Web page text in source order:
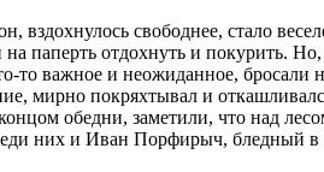
вздохнулось свободнее, стало
паперть отдохнуть и покурить. Но,
то важное и неожиданное, бросали
мирно покряхтывал и
обедни, заметили, что над
них и Иван Порфирыч, бледный